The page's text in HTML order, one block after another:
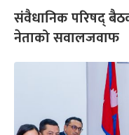
संवैधानिक परिषद् बैठक
नेताको सवालजवाफ